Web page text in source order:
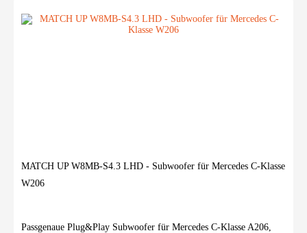
MATCH UP W8MB-S4.3 LHD - Subwoofer für Mercedes C-Klasse
W206
Passgenaue Plug&Play Subwoofer für Mercedes C-Klasse A206,